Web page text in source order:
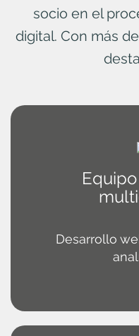
socio en el
digital. Con más de
Desarrollo